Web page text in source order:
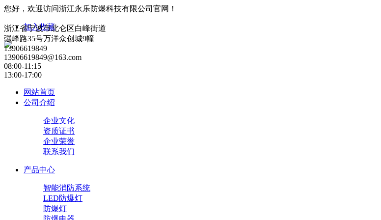
您好，欢迎访问浙江永乐防爆科技有限公司官网！
加入收藏
浙江省宁波市北仑区白峰街道
强峰路35号万洋众创城9幢
13906619849
13906619849@163.com
08:00-11:15
13:00-17:00
网站首页
公司介绍
企业文化
资质证书
企业荣誉
联系我们
产品中心
智能消防系统
LED防爆灯
防爆灯